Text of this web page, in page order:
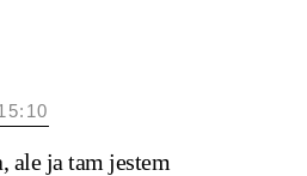
ale ja tam jestem